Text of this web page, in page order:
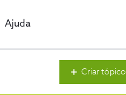
Ajuda
Criar tópico